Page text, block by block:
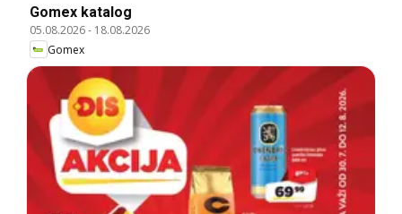
Gomex katalog
05.08.2026- 18.08.2026
Gomex